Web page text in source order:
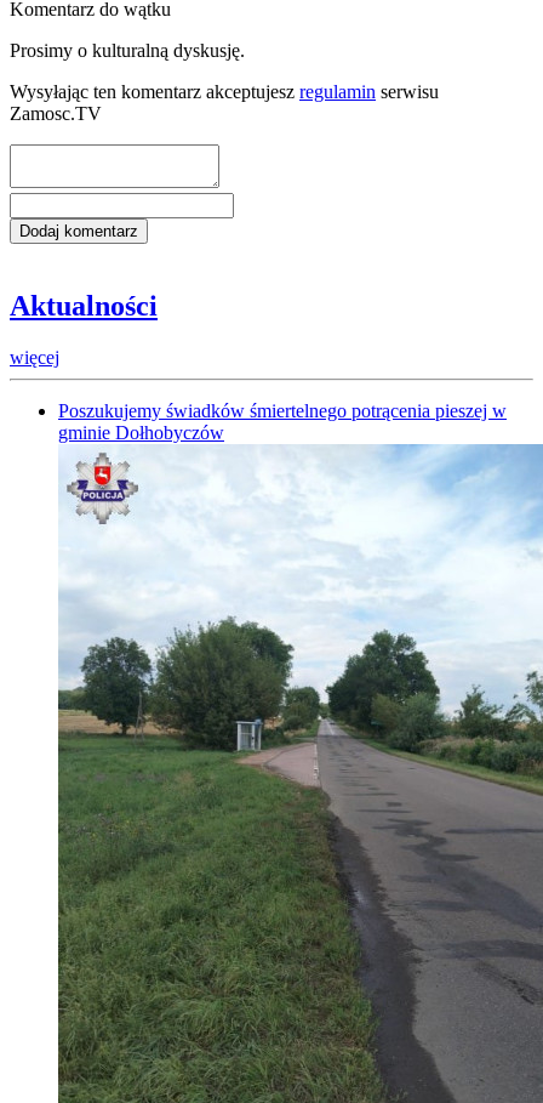
Komentarz do wątku
Prosimy o kulturalną dyskusję.
Wysyłając ten komentarz akceptujesz regulamin serwisu
Zamosc.TV
Aktualności
więcej
Poszukujemy świadków śmiertelnego potrącenia pieszej w
gminie Dołhobyczów